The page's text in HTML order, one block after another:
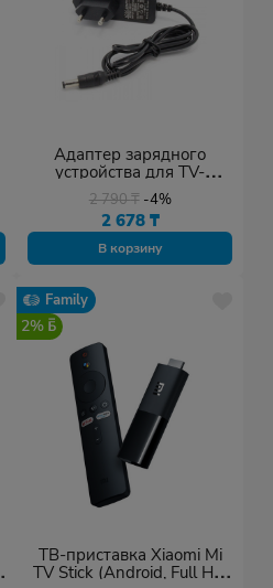
Адаптер зарядного
устройства для TV-
приставки Eltex
2 790₸ -4%
2 678 ₸
В корзину
Family
2%
ТВ-приставка Xiaomi Mi
TV Stick (Android, Full HD,